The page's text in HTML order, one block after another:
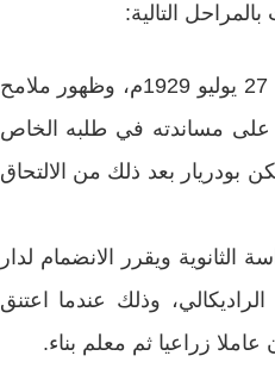
التالية:
– ولادة جان بودريار في مدينة ريمس الفرنسية بتاريخ 27 يوليو 1929م، وظهور ملامح
على مساندته في طلبه الخاص
بودريار بعد ذلك من الالتحاق
الثانوية ويقرر الانضمام لدار
وذلك عندما اعتنق
زراعيا ثم معلم بناء.